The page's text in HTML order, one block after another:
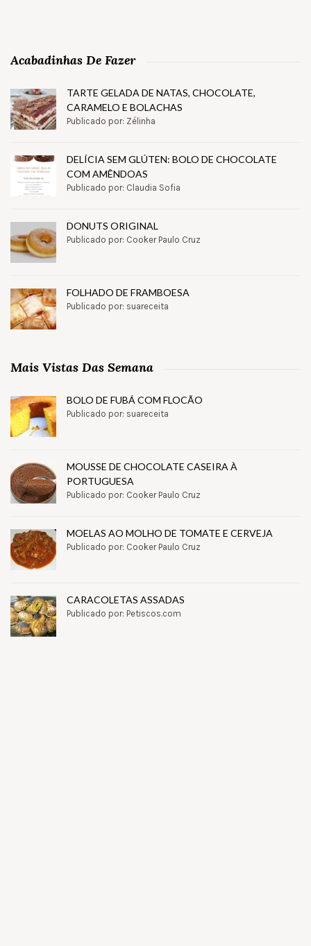
Acabadinhas De Fazer
TARTE GELADA DE NATAS, CHOCOLATE,
CARAMELO E BOLACHAS
Publicado por: Zélinha
DELÍCIA SEM GLÚTEN: BOLO DE CHOCOLATE
COM AMÊNDOAS
Publicado por: Claudia Sofia
DONUTS ORIGINAL
Publicado por: Cooker Paulo Cruz
FOLHADO DE FRAMBOESA
Publicado por: suareceita
Mais Vistas Das Semana
BOLO DE FUBÁ COM FLOCÃO
Publicado por: suareceita
MOUSSE DE CHOCOLATE CASEIRA À
PORTUGUESA
Publicado por: Cooker Paulo Cruz
MOELAS AO MOLHO DE TOMATE E CERVEJA
Publicado por: Cooker Paulo Cruz
CARACOLETAS ASSADAS
Publicado por: Petiscos.com